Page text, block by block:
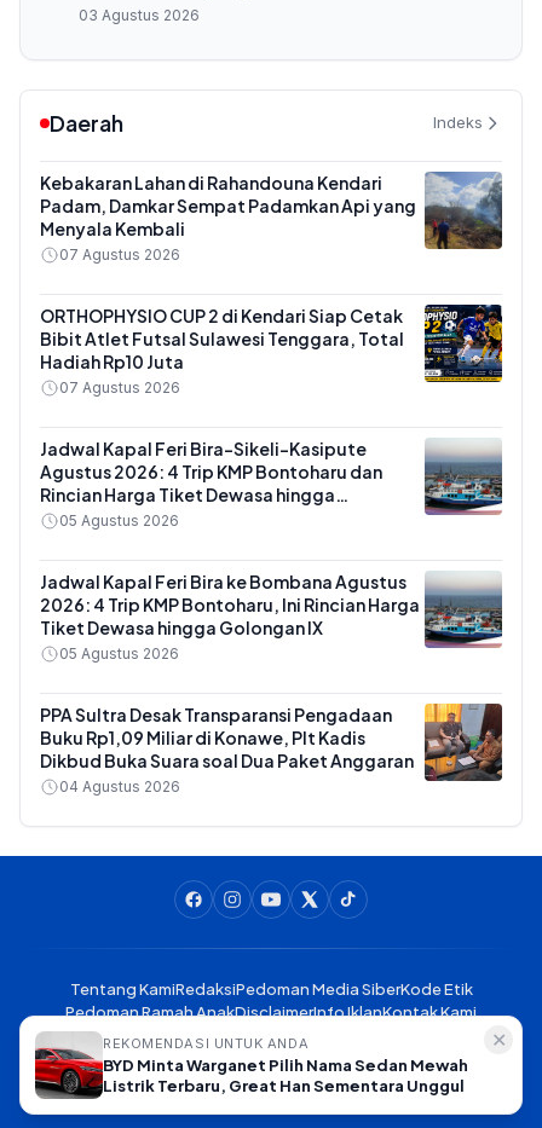
REKOMENDASI UNTUK ANDA
BYD Minta Warganet Pilih Nama Sedan Mewah
Listrik Terbaru, Great Han Sementara Unggul
✕
03 Agustus 2026
Daerah Indeks
Kebakaran Lahan di Rahandouna Kendari
Padam, Damkar Sempat Padamkan Api yang
Menyala Kembali
07 Agustus 2026
ORTHOPHYSIO CUP 2 di Kendari Siap Cetak
Bibit Atlet Futsal Sulawesi Tenggara, Total
Hadiah Rp10 Juta
07 Agustus 2026
Jadwal Kapal Feri Bira-Sikeli-Kasipute
Agustus 2026: 4 Trip KMP Bontoharu dan
Rincian Harga Tiket Dewasa hingga
Kendaraan Golongan IX
05 Agustus 2026
Jadwal Kapal Feri Bira ke Bombana Agustus
2026: 4 Trip KMP Bontoharu, Ini Rincian Harga
Tiket Dewasa hingga Golongan IX
05 Agustus 2026
PPA Sultra Desak Transparansi Pengadaan
Buku Rp1,09 Miliar di Konawe, Plt Kadis
Dikbud Buka Suara soal Dua Paket Anggaran
04 Agustus 2026
Tentang KamiRedaksiPedoman Media SiberKode Etik
Pedoman Ramah AnakDisclaimerInfo IklanKontak Kami
Liputankendari.com - Meliput Kendari, Mengabarkan Sulawesi
Tenggara © 2025. All rights reserved.